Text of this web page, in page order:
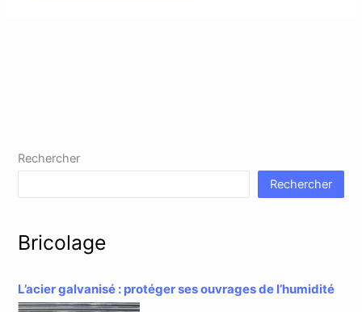
Rechercher
Rechercher
Bricolage
L’acier galvanisé : protéger ses ouvrages de l’humidité